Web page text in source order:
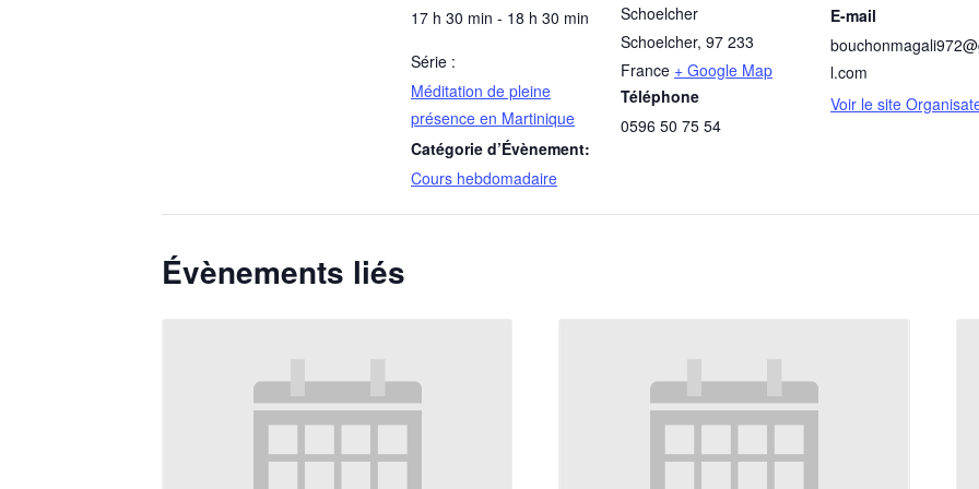
17 h 30 min - 18 h 30 min
Série :
Méditation de pleine
présence en Martinique
Catégorie d’Évènement:
Cours hebdomadaire
Schoelcher
Schoelcher, 97 233
France + Google Map
Téléphone
0596 50 75 54
E-mail
l.com
Voir le site
Évènements liés